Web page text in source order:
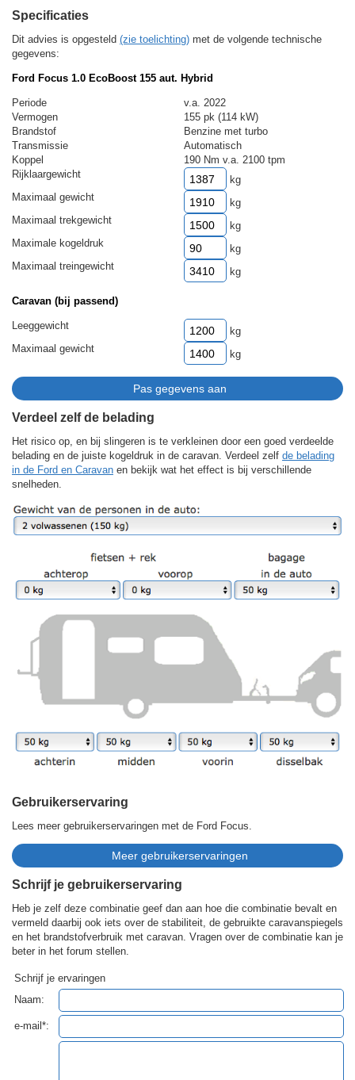
Specificaties
Dit advies is opgesteld (zie toelichting) met de volgende technische
gegevens:
Ford Focus 1.0 EcoBoost 155 aut. Hybrid
Periode
v.a. 2022
Vermogen
155 pk (114 kW)
Brandstof
Benzine met turbo
Transmissie
Automatisch
Koppel
190 Nm v.a. 2100 tpm
Rijklaargewicht
kg
Maximaal gewicht
kg
Maximaal trekgewicht
kg
Maximale kogeldruk
kg
Maximaal treingewicht
kg
Caravan (bij passend)
Leeggewicht
kg
Maximaal gewicht
kg
Verdeel zelf de belading
Het risico op, en bij slingeren is te verkleinen door een goed verdeelde
belading en de juiste kogeldruk in de caravan. Verdeel zelf de belading
in de Ford en Caravan en bekijk wat het effect is bij verschillende
snelheden.
Gebruikerservaring
Lees meer gebruikerservaringen met de Ford Focus.
Schrijf je gebruikerservaring
Heb je zelf deze combinatie geef dan aan hoe die combinatie bevalt en
vermeld daarbij ook iets over de stabiliteit, de gebruikte caravanspiegels
en het brandstofverbruik met caravan. Vragen over de combinatie kan je
beter in het forum stellen.
Schrijf je ervaringen
Naam:
e-mail*: